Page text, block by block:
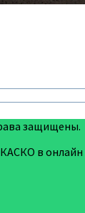
защищены.
в